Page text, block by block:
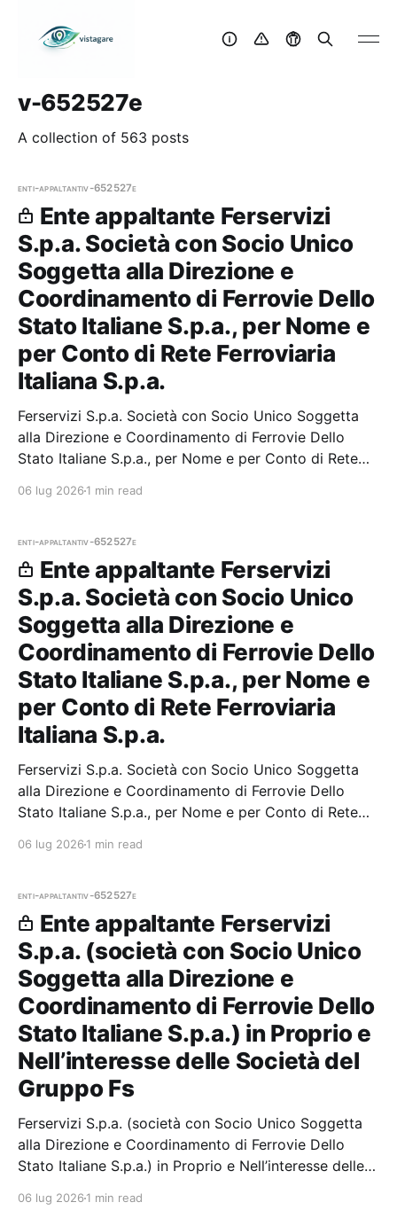
v-652527e
A collection of 563 posts
enti-appaltantiv-652527e
Ente appaltante Ferservizi
S.p.a. Società con Socio Unico
Soggetta alla Direzione e
Coordinamento di Ferrovie Dello
Stato Italiane S.p.a., per Nome e
per Conto di Rete Ferroviaria
Italiana S.p.a.
Ferservizi S.p.a. Società con Socio Unico Soggetta
alla Direzione e Coordinamento di Ferrovie Dello
Stato Italiane S.p.a., per Nome e per Conto di Rete
partecipazioni.
06 lug 2026 1 min read
enti-appaltantiv-652527e
Ente appaltante Ferservizi
S.p.a. Società con Socio Unico
Soggetta alla Direzione e
Coordinamento di Ferrovie Dello
Stato Italiane S.p.a., per Nome e
per Conto di Rete Ferroviaria
Italiana S.p.a.
Ferservizi S.p.a. Società con Socio Unico Soggetta
alla Direzione e Coordinamento di Ferrovie Dello
Stato Italiane S.p.a., per Nome e per Conto di Rete
partecipazioni.
06 lug 2026 1 min read
enti-appaltantiv-652527e
Ente appaltante Ferservizi
S.p.a. (società con Socio Unico
Soggetta alla Direzione e
Coordinamento di Ferrovie Dello
Stato Italiane S.p.a.) in Proprio e
Nell’interesse delle Società del
Gruppo Fs
Ferservizi S.p.a. (società con Socio Unico Soggetta
alla Direzione e Coordinamento di Ferrovie Dello
Stato Italiane S.p.a.) in Proprio e Nell’interesse delle
partecipazioni.
06 lug 2026 1 min read